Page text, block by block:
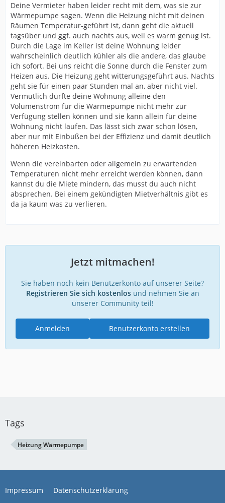
Deine Vermieter haben leider recht mit dem, was sie zur
Wärmepumpe sagen. Wenn die Heizung nicht mit deinen
Räumen Temperatur-geführt ist, dann geht die aktuell
tagsüber und ggf. auch nachts aus, weil es warm genug ist.
Durch die Lage im Keller ist deine Wohnung leider
wahrscheinlich deutlich kühler als die andere, das glaube
ich sofort. Bei uns reicht die Sonne durch die Fenster zum
Heizen aus. Die Heizung geht witterungsgeführt aus. Nachts
geht sie für einen paar Stunden mal an, aber nicht viel.
Vermutlich dürfte deine Wohnung alleine den
Volumenstrom für die Wärmepumpe nicht mehr zur
Verfügung stellen können und sie kann allein für deine
Wohnung nicht laufen. Das lässt sich zwar schon lösen,
aber nur mit Einbußen bei der Effizienz und damit deutlich
höheren Heizkosten.
Wenn die vereinbarten oder allgemein zu erwartenden
Temperaturen nicht mehr erreicht werden können, dann
kannst du die Miete mindern, das musst du auch nicht
absprechen. Bei einem gekündigten Mietverhältnis gibt es
da ja kaum was zu verlieren.
Jetzt mitmachen!
Sie haben noch kein Benutzerkonto auf unserer Seite?
Registrieren Sie sich kostenlosund nehmen Sie an
unserer Community teil!
Benutzerkonto erstellen
Anmelden
Tags
Heizung Wärmepumpe
Impressum Datenschutzerklärung